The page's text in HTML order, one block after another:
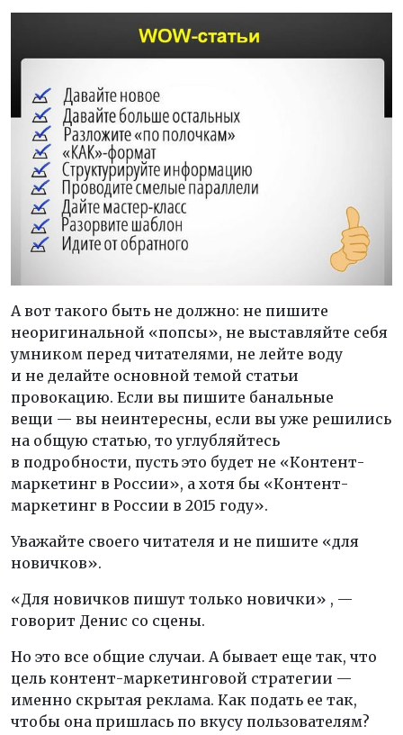
А вот такого быть не должно: не пишите
неоригинальной «попсы», не выставляйте себя
умником перед читателями, не лейте воду
и не делайте основной темой статьи
провокацию. Если вы пишите банальные
вещи — вы неинтересны, если вы уже решились
на общую статью, то углубляйтесь
в подробности, пусть это будет не «Контент-
маркетинг в России», а хотя бы «Контент-
маркетинг в России в 2015 году».
Уважайте своего читателя и не пишите «для
новичков».
«Для новичков пишут только новички» , —
говорит Денис со сцены.
Но это все общие случаи. А бывает еще так, что
цель контент-маркетинговой стратегии —
именно скрытая реклама. Как подать ее так,
чтобы она пришлась по вкусу пользователям?